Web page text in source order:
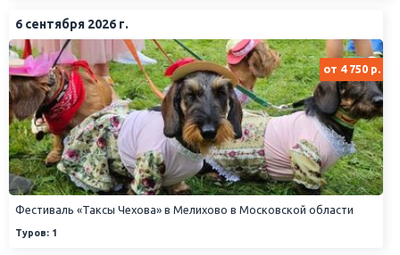
6 сентября 2026 г.
от 4 750 р.
Фестиваль «Таксы Чехова» в Мелихово в Московской области
Туров: 1